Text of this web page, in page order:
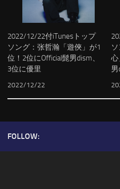
2022/12/22付iTunesトップ
ソング：张哲瀚「遊俠」が1
位！2位にOfficial髭男dism、
3位に優里
2022/12/22
心
FOLLOW: